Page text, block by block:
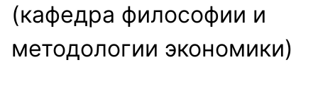
(кафедра философии и
методологии экономики)